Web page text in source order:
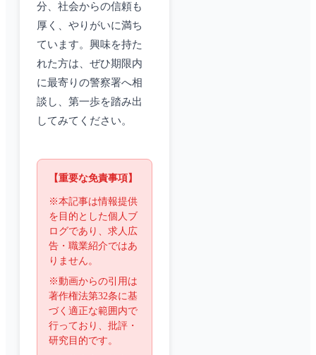
分、社会からの信頼も
厚く、やりがいに満ち
ています。興味を持た
れた方は、ぜひ期限内
に最寄りの警察署へ相
談し、第一歩を踏み出
してみてください。
【重要な免責事項】
※本記事は情報提供
を目的とした個人ブ
ログであり、求人広
告・職業紹介ではあ
りません。
※動画からの引用は
著作権法第32条に基
づく適正な範囲内で
行っており、批評・
研究目的です。